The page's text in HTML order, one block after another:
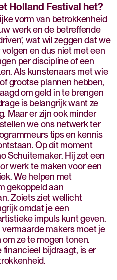
Holland Festival het?
vorm van betrokkenheid
werk en de betreffende
wat wil zeggen dat we
en dus niet met een
per discipline of een
Als kunstenaars met wie
grootse plannen hebben,
om geld in te brengen
is belangrijk want ze
Maar er zijn ook minder
we ons netwerk ter
tips en kennis
Op dit moment
Schuitemaker. Hij zet een
werk te maken voor een
We helpen met
gekoppeld aan
Zoiets ziet wellicht
omdat je een
impuls kunt geven.
makers moet je
ze te mogen tonen.
financieel bijdraagt, is er